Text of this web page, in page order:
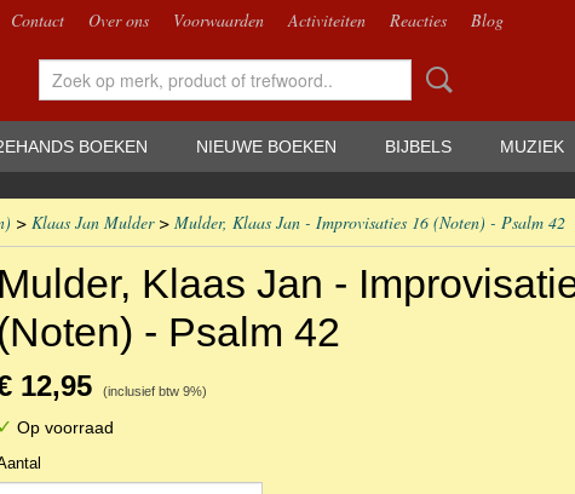
Contact Over ons Voorwaarden Activiteiten Reacties Blog
BOEKEN NIEUWE BOEKEN BIJBELS MUZIEK
> Klaas Jan Mulder> Mulder, Klaas Jan - Improvisaties 16 (Noten) - Psalm 42
Mulder, Klaas Jan -
(Noten) - Psalm 42
12,95 (inclusief btw 9%)
✓ Op voorraad